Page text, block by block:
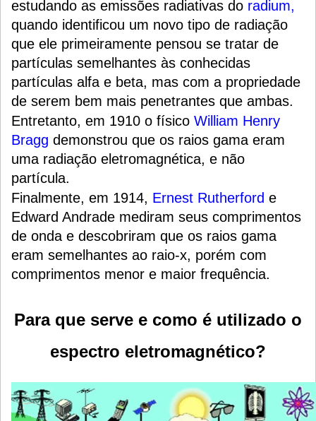
estudando as emissões radiativas do radium,
quando identificou um novo tipo de radiação
que ele primeiramente pensou se tratar de
partículas semelhantes às conhecidas
partículas alfa e beta, mas com a propriedade
de serem bem mais penetrantes que ambas.
Entretanto, em 1910 o físico William Henry
Bragg demonstrou que os raios gama eram
uma radiação eletromagnética, e não
partícula.
Finalmente, em 1914, Ernest Rutherford e
Edward Andrade mediram seus comprimentos
de onda e descobriram que os raios gama
eram semelhantes ao raio-x, porém com
comprimentos menor e maior frequência.
Para que serve e como é utilizado o
espectro eletromagnético?